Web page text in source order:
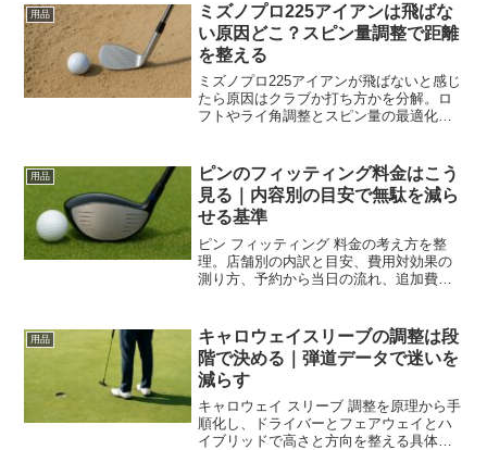
用品
ミズノプロ225アイアンは飛ばな
い原因どこ？スピン量調整で距離
を整える
ミズノプロ225アイアンが飛ばないと感じ
たら原因はクラブか打ち方かを分解。ロ
フトやライ角調整とスピン量の最適化で
用品
ピンのフィッティング料金はこう
見る｜内容別の目安で無駄を減ら
せる基準
ピン フィッティング 料金の考え方を整
理。店舗別の内訳と目安、費用対効果の
測り方、予約から当日の流れ、追加費用
用品
キャロウェイスリーブの調整は段
階で決める｜弾道データで迷いを
減らす
キャロウェイ スリーブ 調整を原理から手
順化し、ドライバーとフェアウェイとハ
イブリッドで高さと方向を整える具体策